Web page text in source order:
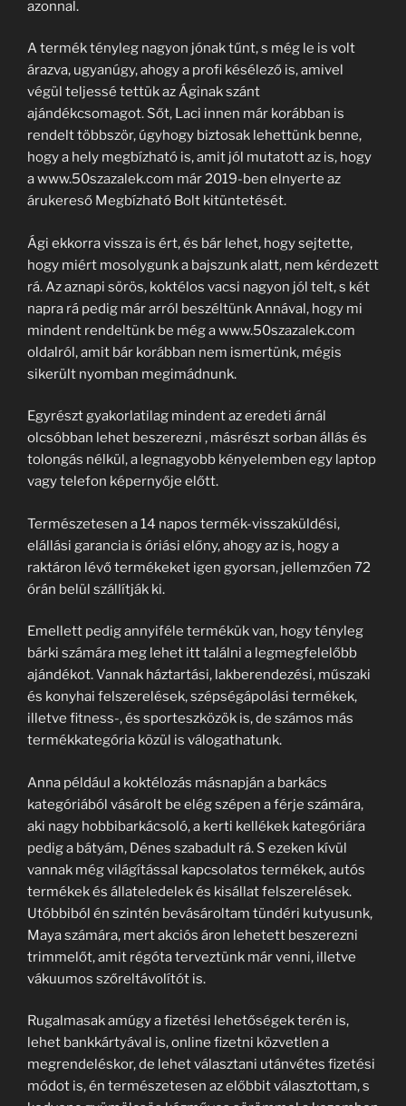
azonnal.
A termék tényleg nagyon jónak tűnt, s még le is volt
árazva, ugyanúgy, ahogy a profi késélező is, amivel
végül teljessé tettük az Áginak szánt
ajándékcsomagot. Sőt, Laci innen már korábban is
rendelt többször, úgyhogy biztosak lehettünk benne,
hogy a hely megbízható is, amit jól mutatott az is, hogy
a www.50szazalek.com már 2019-ben elnyerte az
árukereső Megbízható Bolt kitüntetését.
Ági ekkorra vissza is ért, és bár lehet, hogy sejtette,
hogy miért mosolygunk a bajszunk alatt, nem kérdezett
rá. Az aznapi sörös, koktélos vacsi nagyon jól telt, s két
napra rá pedig már arról beszéltünk Annával, hogy mi
mindent rendeltünk be még a www.50szazalek.com
oldalról, amit bár korábban nem ismertünk, mégis
sikerült nyomban megimádnunk.
Egyrészt gyakorlatilag mindent az eredeti árnál
olcsóbban lehet beszerezni , másrészt sorban állás és
tolongás nélkül, a legnagyobb kényelemben egy laptop
vagy telefon képernyője előtt.
Természetesen a 14 napos termék-visszaküldési,
elállási garancia is óriási előny, ahogy az is, hogy a
raktáron lévő termékeket igen gyorsan, jellemzően 72
órán belül szállítják ki.
Emellett pedig annyiféle termékük van, hogy tényleg
bárki számára meg lehet itt találni a legmegfelelőbb
ajándékot. Vannak háztartási, lakberendezési, műszaki
és konyhai felszerelések, szépségápolási termékek,
illetve fitness-, és sporteszközök is, de számos más
termékkategória közül is válogathatunk.
Anna például a koktélozás másnapján a barkács
kategóriából vásárolt be elég szépen a férje számára,
aki nagy hobbibarkácsoló, a kerti kellékek kategóriára
pedig a bátyám, Dénes szabadult rá. S ezeken kívül
vannak még világítással kapcsolatos termékek, autós
termékek és állateledelek és kisállat felszerelések.
Utóbbiból én szintén bevásároltam tündéri kutyusunk,
Maya számára, mert akciós áron lehetett beszerezni
trimmelőt, amit régóta terveztünk már venni, illetve
vákuumos szőreltávolítót is.
Rugalmasak amúgy a fizetési lehetőségek terén is,
lehet bankkártyával is, online fizetni közvetlen a
megrendeléskor, de lehet választani utánvétes fizetési
módot is, én természetesen az előbbit választottam, s